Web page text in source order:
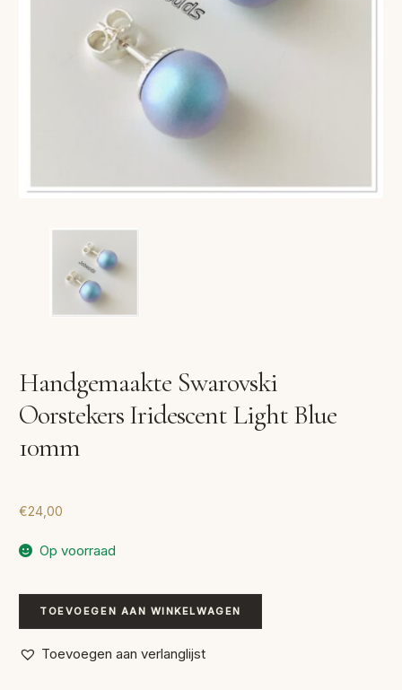
VERZENDKOSTEN
Handgemaakte Swarovski
Oorstekers Iridescent Light Blue
10mm
€24,00
Op voorraad
Handgemaakte
Swarovski
Oorstekers
TOEVOEGEN AAN WINKELWAGEN
Toevoegen aan verlanglijst